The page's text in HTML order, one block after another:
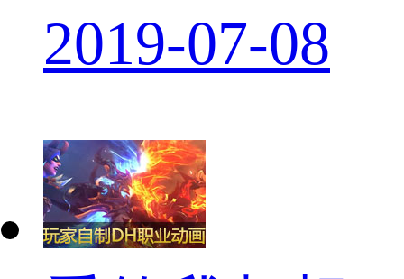
2019-07-08